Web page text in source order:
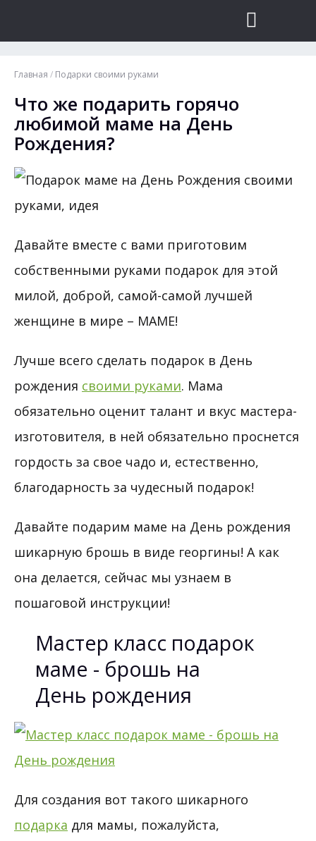
Главная / Подарки своими руками
Что же подарить горячо
любимой маме на День
Рождения?
Давайте вместе с вами приготовим
собственными руками подарок для этой
милой, доброй, самой-самой лучшей
женщине в мире – МАМЕ!
Лучше всего сделать подарок в День
рождения своими руками. Мама
обязательно оценит талант и вкус мастера-
изготовителя, в ней обязательно проснется
гордость за свое чадо и, естественно,
благодарность за чудесный подарок!
Давайте подарим маме на День рождения
шикарную брошь в виде георгины! А как
она делается, сейчас мы узнаем в
пошаговой инструкции!
Мастер класс подарок
маме - брошь на
День рождения
Для создания вот такого шикарного
подарка для мамы, пожалуйста,